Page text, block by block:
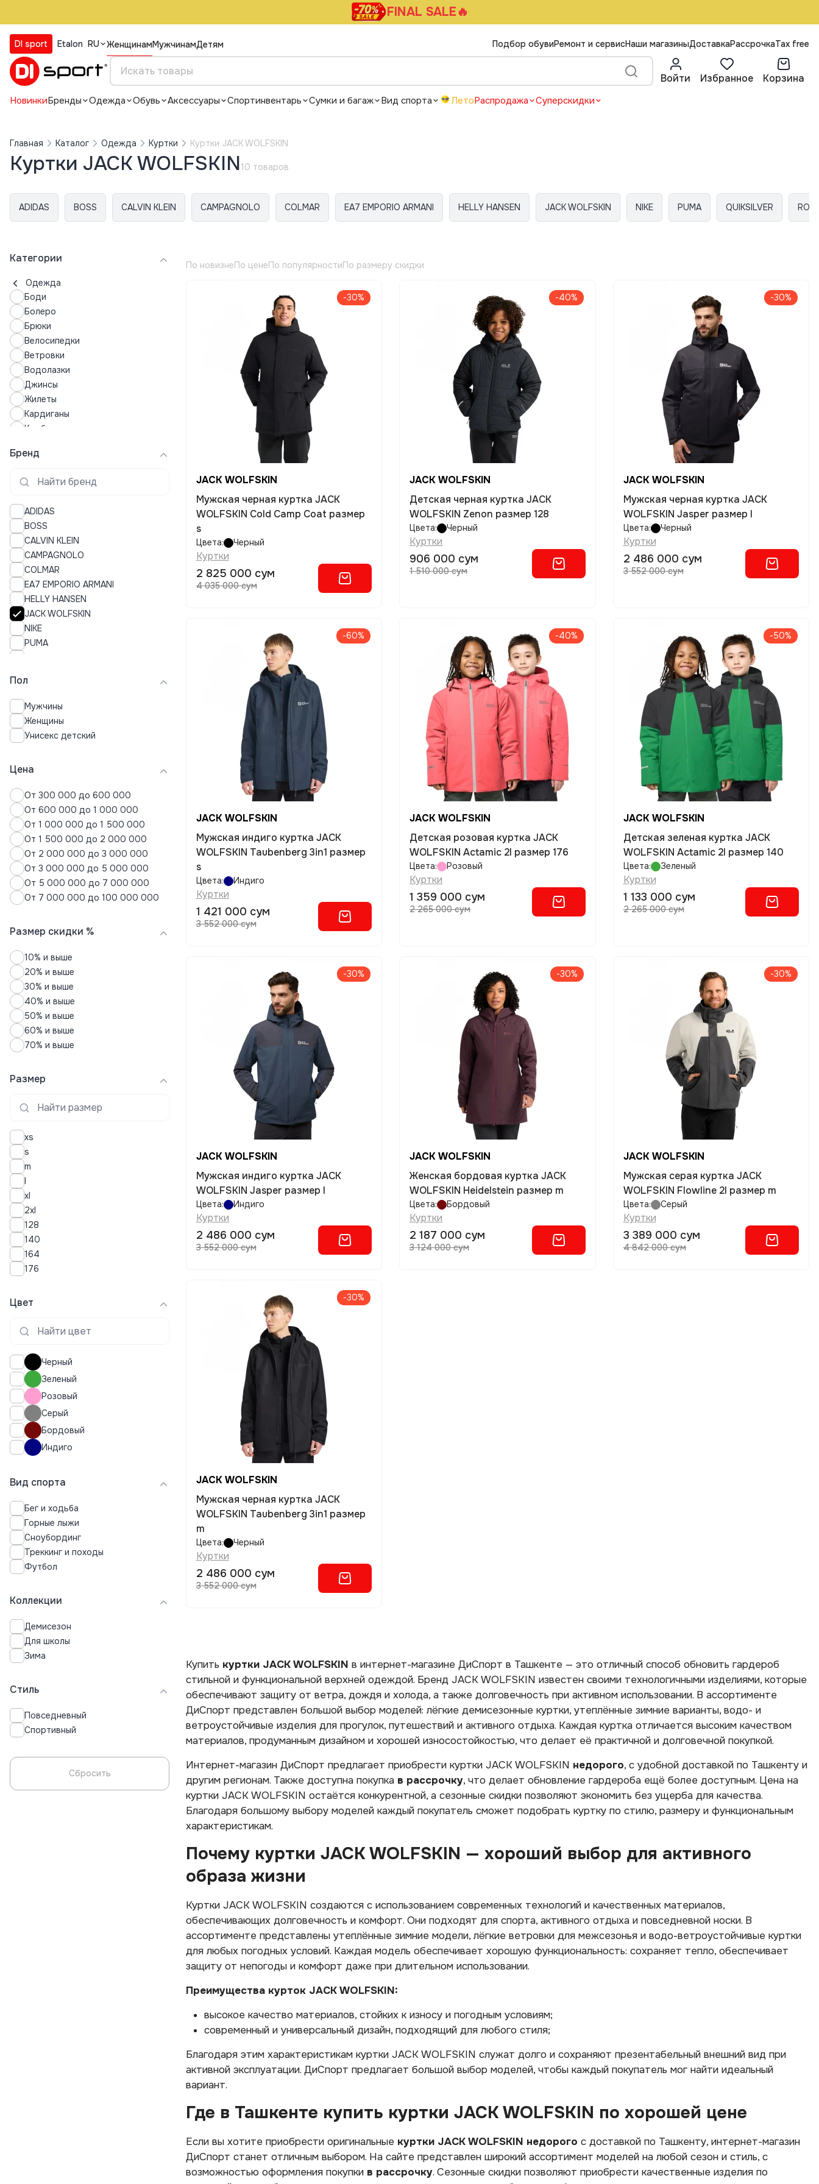
FINAL SALE🔥
DI sport Etalon RU ЖенщинамМужчинамДетям Подбор обувиРемонт и сервисНаши магазиныДоставкаРассрочкаTax free
Войти Избранное Корзина
НовинкиБренды Одежда Обувь Аксессуары Спортинвентарь Сумки и багаж Вид спорта ЛетоРаспродажа Суперскидки
Главная Каталог Одежда Куртки Куртки JACK WOLFSKIN
Куртки JACK WOLFSKIN10 товаров
ADIDAS BOSS CALVIN KLEIN CAMPAGNOLO COLMAR EA7 EMPORIO ARMANI HELLY HANSEN JACK WOLFSKIN NIKE PUMA QUIKSILVER
Категории
Одежда
Боди
Болеро
Брюки
Велосипедки
Ветровки
Водолазки
Джинсы
Жилеты
Кардиганы
Комбинезоны
Купальники
Куртки
Лонгсливы
Лосины
Майки
Нижнее белье
Пальто
Пижамы
Плавки
Платья
Поло
Пуховики
Свитера
Спортивные костюмы
Термобелье
Толстовки
Худи
Шорты
Юбки
Бренд
ADIDAS
BOSS
CALVIN KLEIN
CAMPAGNOLO
COLMAR
EA7 EMPORIO ARMANI
HELLY HANSEN
JACK WOLFSKIN
NIKE
PUMA
SPYDER
SUPERDRY
UNDER ARMOUR
Пол
Мужчины
Женщины
Унисекс детский
Цена
От 300 000 до 600 000
От 600 000 до 1 000 000
От 1 000 000 до 1 500 000
От 1 500 000 до 2 000 000
От 2 000 000 до 3 000 000
От 3 000 000 до 5 000 000
От 5 000 000 до 7 000 000
От 7 000 000 до 100 000 000
Размер скидки %
10% и выше
20% и выше
30% и выше
40% и выше
50% и выше
60% и выше
70% и выше
Размер
xs
s
m
l
xl
2xl
128
140
164
176
Цвет
Черный
Зеленый
Розовый
Серый
Бордовый
Индиго
Вид спорта
Бег и ходьба
Горные лыжи
Сноубординг
Треккинг и походы
Футбол
Коллекции
Демисезон
Для школы
Зима
Стиль
Повседневный
Спортивный
Сбросить
По новизнеПо ценеПо популярностиПо размеру скидки
-30%
JACK WOLFSKIN
Мужская черная куртка JACK
WOLFSKIN Cold Camp Coat размер
s
Цвета: Черный
Куртки
2 825 000 сум
4 035 000 сум
-40%
JACK WOLFSKIN
Детская черная куртка JACK
WOLFSKIN Zenon размер 128
Цвета: Черный
Куртки
906 000 сум
1 510 000 сум
-30%
JACK WOLFSKIN
Мужская черная куртка JACK
WOLFSKIN Jasper размер l
Цвета: Черный
Куртки
2 486 000 сум
3 552 000 сум
-60%
JACK WOLFSKIN
Мужская индиго куртка JACK
WOLFSKIN Taubenberg 3in1 размер
s
Цвета: Индиго
Куртки
1 421 000 сум
3 552 000 сум
-40%
JACK WOLFSKIN
Детская розовая куртка JACK
WOLFSKIN Actamic 2l размер 176
Цвета: Розовый
Куртки
1 359 000 сум
2 265 000 сум
-50%
JACK WOLFSKIN
Детская зеленая куртка JACK
WOLFSKIN Actamic 2l размер 140
Цвета: Зеленый
Куртки
1 133 000 сум
2 265 000 сум
-30%
JACK WOLFSKIN
Мужская индиго куртка JACK
WOLFSKIN Jasper размер l
Цвета: Индиго
Куртки
2 486 000 сум
3 552 000 сум
-30%
JACK WOLFSKIN
Женская бордовая куртка JACK
WOLFSKIN Heidelstein размер m
Цвета: Бордовый
Куртки
2 187 000 сум
3 124 000 сум
-30%
JACK WOLFSKIN
Мужская серая куртка JACK
WOLFSKIN Flowline 2l размер m
Цвета: Серый
Куртки
3 389 000 сум
4 842 000 сум
-30%
JACK WOLFSKIN
Мужская черная куртка JACK
WOLFSKIN Taubenberg 3in1 размер
m
Цвета: Черный
Куртки
2 486 000 сум
3 552 000 сум
Купить куртки JACK WOLFSKIN в интернет-магазине ДиСпорт в Ташкенте — это отличный способ обновить гардероб
стильной и функциональной верхней одеждой. Бренд JACK WOLFSKIN известен своими технологичными изделиями, которые
обеспечивают защиту от ветра, дождя и холода, а также долговечность при активном использовании. В ассортименте
ДиСпорт представлен большой выбор моделей: лёгкие демисезонные куртки, утеплённые зимние варианты, водо- и
ветроустойчивые изделия для прогулок, путешествий и активного отдыха. Каждая куртка отличается высоким качеством
материалов, продуманным дизайном и хорошей износостойкостью, что делает её практичной и долговечной покупкой.
Интернет-магазин ДиСпорт предлагает приобрести куртки JACK WOLFSKIN недорого, с удобной доставкой по Ташкенту и
другим регионам. Также доступна покупка в рассрочку, что делает обновление гардероба ещё более доступным. Цена на
куртки JACK WOLFSKIN остаётся конкурентной, а сезонные скидки позволяют экономить без ущерба для качества.
Благодаря большому выбору моделей каждый покупатель сможет подобрать куртку по стилю, размеру и функциональным
характеристикам.
Почему куртки JACK WOLFSKIN — хороший выбор для активного
образа жизни
Куртки JACK WOLFSKIN создаются с использованием современных технологий и качественных материалов,
обеспечивающих долговечность и комфорт. Они подходят для спорта, активного отдыха и повседневной носки. В
ассортименте представлены утеплённые зимние модели, лёгкие ветровки для межсезонья и водо-ветроустойчивые куртки
для любых погодных условий. Каждая модель обеспечивает хорошую функциональность: сохраняет тепло, обеспечивает
защиту от непогоды и комфорт даже при длительном использовании.
Преимущества курток JACK WOLFSKIN:
высокое качество материалов, стойких к износу и погодным условиям;
современный и универсальный дизайн, подходящий для любого стиля;
Благодаря этим характеристикам куртки JACK WOLFSKIN служат долго и сохраняют презентабельный внешний вид при
активной эксплуатации. ДиСпорт предлагает большой выбор моделей, чтобы каждый покупатель мог найти идеальный
вариант.
Где в Ташкенте купить куртки JACK WOLFSKIN по хорошей цене
Если вы хотите приобрести оригинальные куртки JACK WOLFSKIN недорого с доставкой по Ташкенту, интернет-магазин
ДиСпорт станет отличным выбором. На сайте представлен широкий ассортимент моделей на любой сезон и стиль, с
возможностью оформления покупки в рассрочку. Сезонные скидки позволяют приобрести качественные изделия по